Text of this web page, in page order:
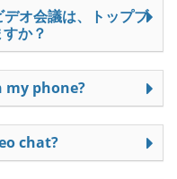
オ会議は、トップブ
か？
my phone?
chat?